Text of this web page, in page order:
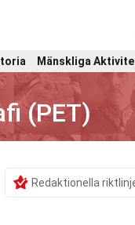
Mänskliga
(PET)
Redaktionella